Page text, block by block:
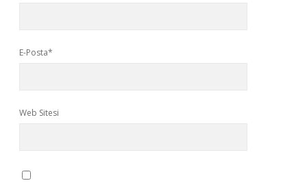
E-Posta*
Web Sitesi